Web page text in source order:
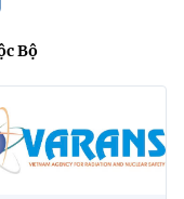
Bộ